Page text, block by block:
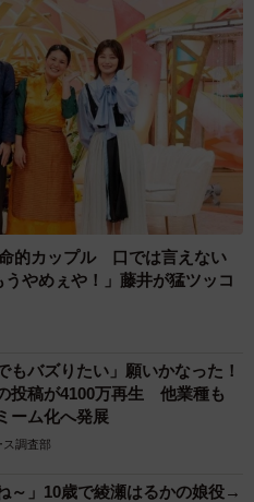
的カップル 口では言えない
うやめぇや！」藤井が猛ツッコ
もバズりたい」願いかなった！
投稿が4100万再生 他業種も
ーム化へ発展
ス調査部
～」10歳で綾瀬はるかの娘役→